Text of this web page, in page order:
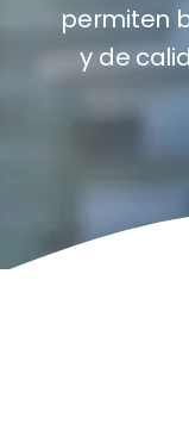
permiten
y de